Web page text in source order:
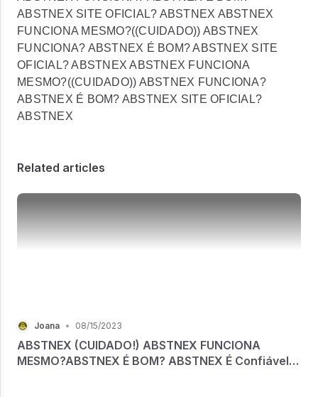
ABSTNEX SITE OFICIAL? ABSTNEX ABSTNEX
FUNCIONA MESMO?((CUIDADO)) ABSTNEX
FUNCIONA? ABSTNEX É BOM? ABSTNEX SITE
OFICIAL? ABSTNEX ABSTNEX FUNCIONA
MESMO?((CUIDADO)) ABSTNEX FUNCIONA?
ABSTNEX É BOM? ABSTNEX SITE OFICIAL?
ABSTNEX
Related articles
Joana • 08/15/2023
ABSTNEX (CUIDADO!) ABSTNEX FUNCIONA
MESMO?ABSTNEX É BOM? ABSTNEX É Confiável?